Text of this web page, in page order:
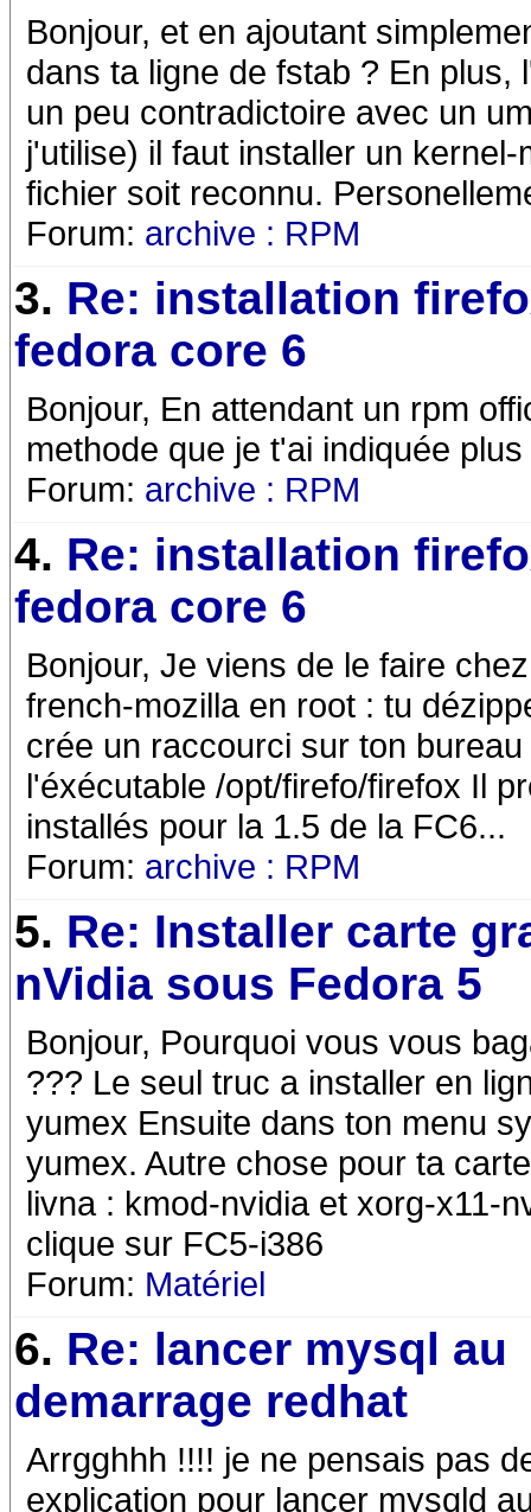
Bonjour, et en ajoutant
dans ta ligne de fstab ? En
un peu contradictoire avec un
j'utilise) il faut installer un
fichier soit reconnu.
Forum: archive : RPM
3. Re: installation
fedora core 6
Bonjour, En attendant un rpm
methode que je t'ai indiquée
Forum: archive : RPM
4. Re: installation
fedora core 6
Bonjour, Je viens de le faire
french-mozilla en root : tu
crée un raccourci sur ton
l'éxécutable /opt/firefo/firefox Il
installés pour la 1.5 de la FC6...
Forum: archive : RPM
5. Re: Installer carte
nVidia sous Fedora 5
Bonjour, Pourquoi vous vous
??? Le seul truc a installer en
yumex Ensuite dans ton menu
yumex. Autre chose pour ta
livna : kmod-nvidia et xorg-x11-
clique sur FC5-i386
Forum: Matériel
6. Re: lancer mysql au
demarrage redhat
Arrgghhh !!!! je ne pensais pas
explication pour lancer mysqld